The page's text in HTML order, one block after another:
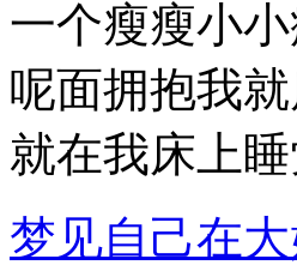
一个瘦瘦小
呢面拥抱我
就在我床上
梦见自己在